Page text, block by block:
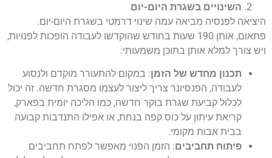
השינויים בשגרת היום-יום
היציאה לפנסיה מביאה עמה שינוי דרמטי בשגרת היום-יום.
פתאום, אותן 190 שעות בחודש שהוקדשו לעבודה הופכות לפנויות,
ויש צורך למלא אותן בתוכן משמעותי:
תכנון מחדש של הזמן: במקום להתעורר מוקדם ולנסוע
לעבודה, הפנסיונר צריך ליצור לעצמו מסגרת חדשה. זה יכול
לכלול קביעת שגרת בוקר חדשה, כמו הליכה יומית בפארק,
קריאת עיתון על כוס קפה בנחת, או אפילו התנדבות קבועה
בבית אבות מקומי.
פיתוח תחביבים: הזמן הפנוי מאפשר לפתח תחביבים